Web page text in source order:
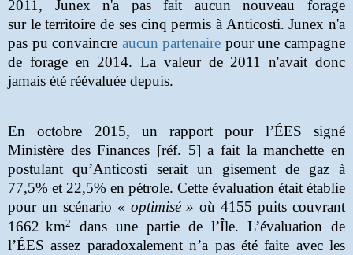
2011, Junex n'a pas fait aucun nouveau forage
sur le territoire de ses cinq permis à Anticosti. Junex n'a
pas pu convaincre aucun partenaire pour une campagne
de forage en 2014. La valeur de 2011 n'avait donc
jamais été réévaluée depuis.
En octobre 2015, un rapport pour l’ÉES signé
Ministère des Finances [réf. 5] a fait la manchette en
postulant qu’Anticosti serait un gisement de gaz à
77,5% et 22,5% en pétrole. Cette évaluation était établie
pour un scénario « optimisé » où 4155 puits couvrant
1662 km2
dans une partie de l’Île. L’évaluation de
l’ÉES assez paradoxalement n’a pas été faite avec les